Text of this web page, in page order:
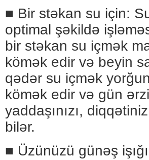
■ Bir stəkan su için:
optimal şəkildə
bir stəkan su içmək
kömək edir və beyin
qədər su içmək
kömək edir və gün
yaddaşınızı,
bilər.
■ Üzünüzü günəş